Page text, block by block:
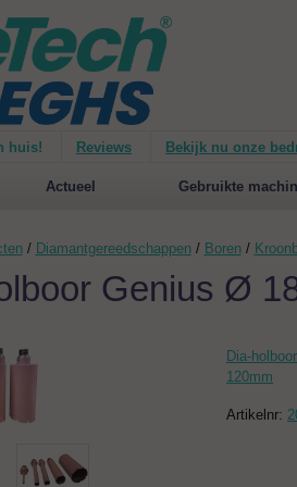
huis! Reviews Bekijk nu onze
de Mirage 1500 Nieuw op de website:
Actueel Gebruikte
/ Diamantgereedschappen/ Boren/
Genius Ø
Dia-
120mm
Artikelnr: